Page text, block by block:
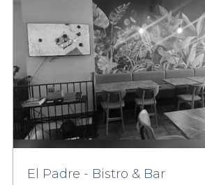
El Padre - Bistro & Bar